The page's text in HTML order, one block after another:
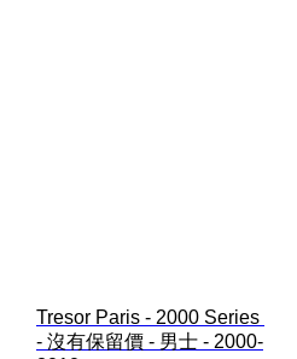
Tresor Paris - 2000 Series
- 沒有保留價 - 男士 - 2000-